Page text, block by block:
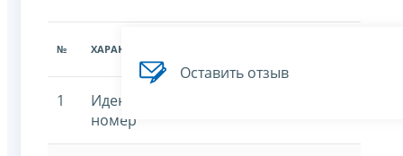
№ ХАРАКТЕРИСТИКА
1
Идентификационный
номер
Оставить отзыв